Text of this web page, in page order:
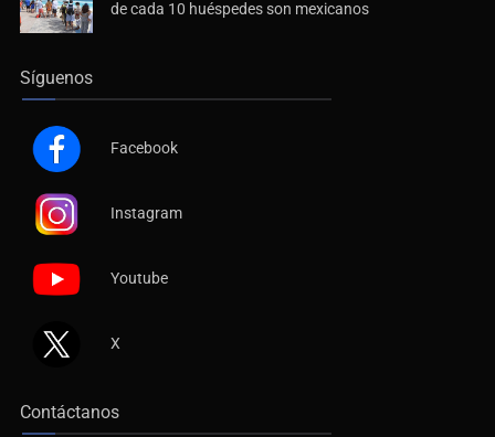
de cada 10 huéspedes son mexicanos
Síguenos
Facebook
Instagram
Youtube
X
Contáctanos